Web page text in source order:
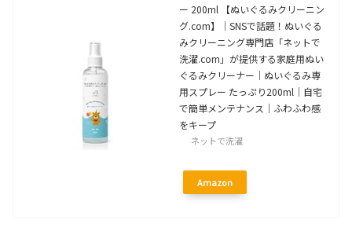
ー 200ml 【ぬいぐるみクリーニン
グ.com】｜SNSで話題！ぬいぐる
みクリーニング専門店「ネットで
洗濯.com」が提供する家庭用ぬい
ぐるみクリーナー｜ぬいぐるみ専
用スプレー たっぷり200ml｜自宅
で簡単メンテナンス｜ふわふわ感
をキープ
ネットで洗濯
Amazon